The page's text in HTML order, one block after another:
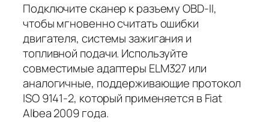
Подключите сканер к разъему OBD-II,
чтобы мгновенно считать ошибки
двигателя, системы зажигания и
топливной подачи. Используйте
совместимые адаптеры ELM327 или
аналогичные, поддерживающие протокол
ISO 9141-2, который применяется в Fiat
Albea 2009 года.